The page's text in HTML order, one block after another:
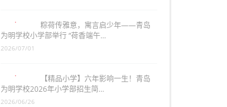
粽荷传雅意，寓言启少年——青岛
为明学校小学部举行 “荷香端午…
2026/07/01
【精品小学】六年影响一生！青岛
为明学校2026年小学部招生简…
2026/06/26